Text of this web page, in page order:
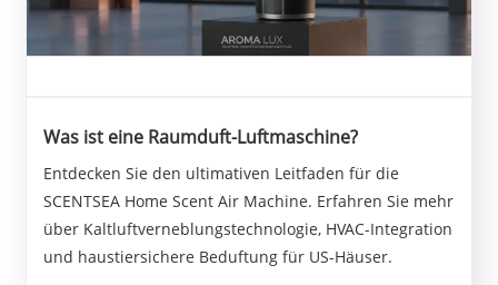
Was ist eine Raumduft-Luftmaschine?
Entdecken Sie den ultimativen Leitfaden für die
SCENTSEA Home Scent Air Machine. Erfahren Sie mehr
über Kaltluftverneblungstechnologie, HVAC-Integration
und haustiersichere Beduftung für US-Häuser.